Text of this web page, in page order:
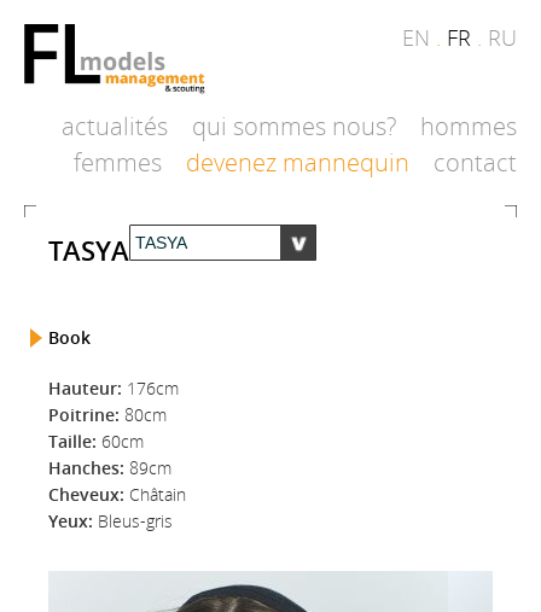
EN . FR . RU
actualités qui sommes nous?
hommes
femmes
devenez mannequin contact
TASYA
Book
Hauteur: 176cm
Poitrine: 80cm
Taille: 60cm
Hanches: 89cm
Cheveux: Châtain
Yeux: Bleus-gris